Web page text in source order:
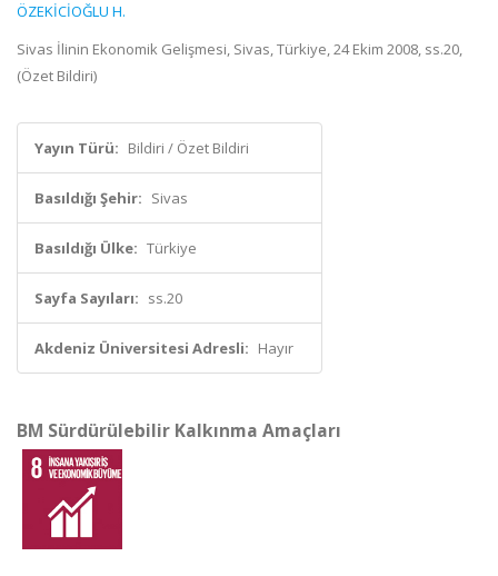
ÖZEKİCİOĞLU H.
Sivas İlinin Ekonomik Gelişmesi, Sivas, Türkiye, 24 Ekim 2008, ss.20,
(Özet Bildiri)
Yayın Türü: Bildiri / Özet Bildiri
Basıldığı Şehir: Sivas
Basıldığı Ülke: Türkiye
Sayfa Sayıları: ss.20
Akdeniz Üniversitesi Adresli: Hayır
BM Sürdürülebilir Kalkınma Amaçları